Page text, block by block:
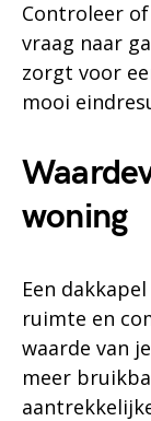
Controleer
vraag naar
zorgt voor
mooi
woning
Een
ruimte en
waarde van
meer